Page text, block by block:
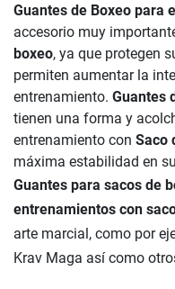
Guantes de Boxeo para
accesorio muy
boxeo, ya que protegen
permiten aumentar la
entrenamiento. Guantes
tienen una forma y
entrenamiento con Saco
máxima estabilidad en
Guantes para sacos de
entrenamientos con
arte marcial, como por
Krav Maga así como